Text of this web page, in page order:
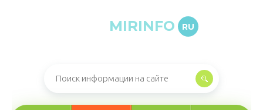
MIRINFO RU